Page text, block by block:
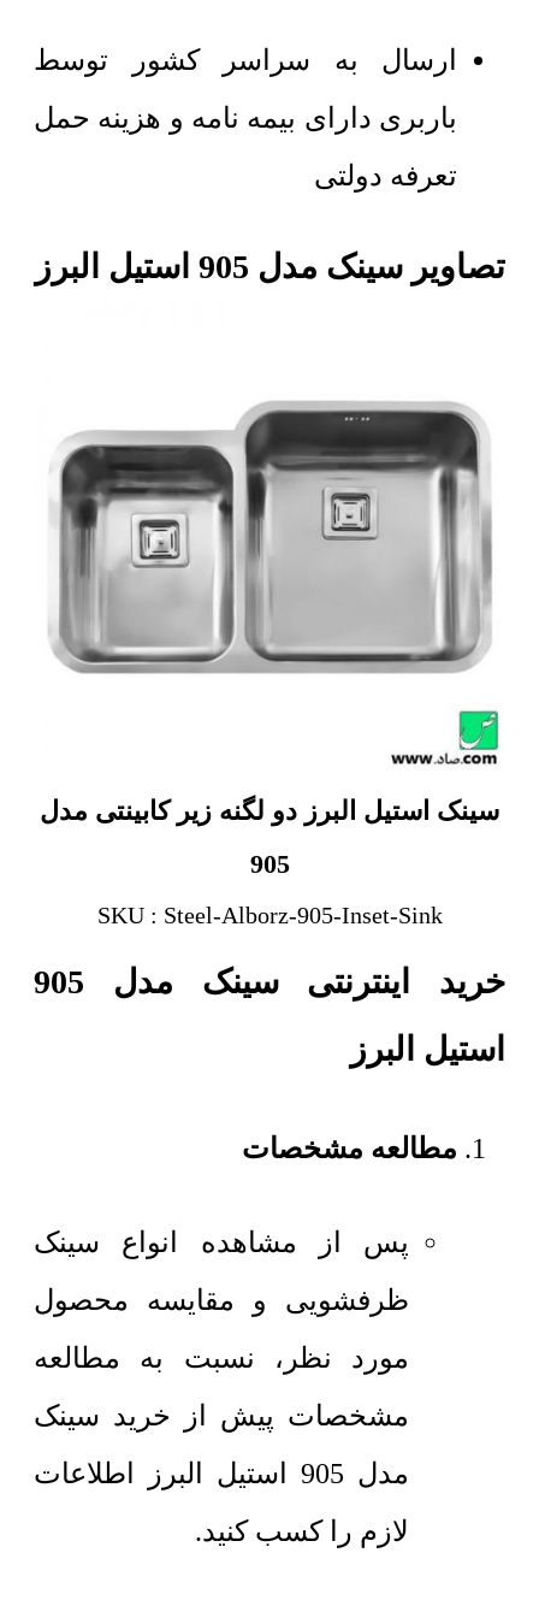
ارسال به سراسر کشور توسط
باربری دارای بیمه نامه و هزینه حمل
تعرفه دولتی
تصاویر سینک مدل 905 استیل البرز
سینک استیل البرز دو لگنه زیر کابینتی مدل
905
SKU : Steel-Alborz-905-Inset-Sink
خرید اینترنتی سینک مدل 905
استیل البرز
مطالعه مشخصات
پس از مشاهده انواع سینک
ظرفشویی و مقایسه محصول
مورد نظر، نسبت به مطالعه
مشخصات پیش از خرید سینک
مدل 905 استیل البرز اطلاعات
لازم را کسب کنید.